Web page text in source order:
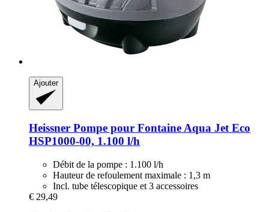
Ajouter
Heissner Pompe pour Fontaine Aqua Jet Eco
HSP1000-​00, 1.100 l/h
Débit de la pompe : 1.100 l/h
Hauteur de refoulement maximale : 1,3 m
Incl. tube télescopique et 3 accessoires
€ 29,49